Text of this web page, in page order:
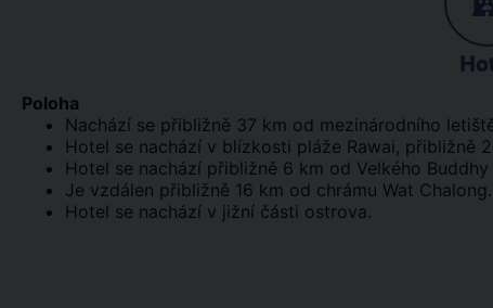
Poloha
Nachází se přibližně 37 km od mezinárodního
Hotel se nachází v blízkosti pláže Rawai, přibližně
Hotel se nachází přibližně 6 km od Velkého Buddhy
Je vzdálen přibližně 16 km od chrámu Wat Chalong.
Hotel se nachází v jižní části ostrova.